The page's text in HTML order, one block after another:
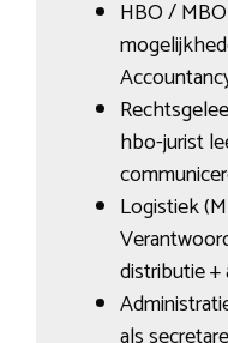
HBO /
hbo-jurist
Logistiek
distributie +